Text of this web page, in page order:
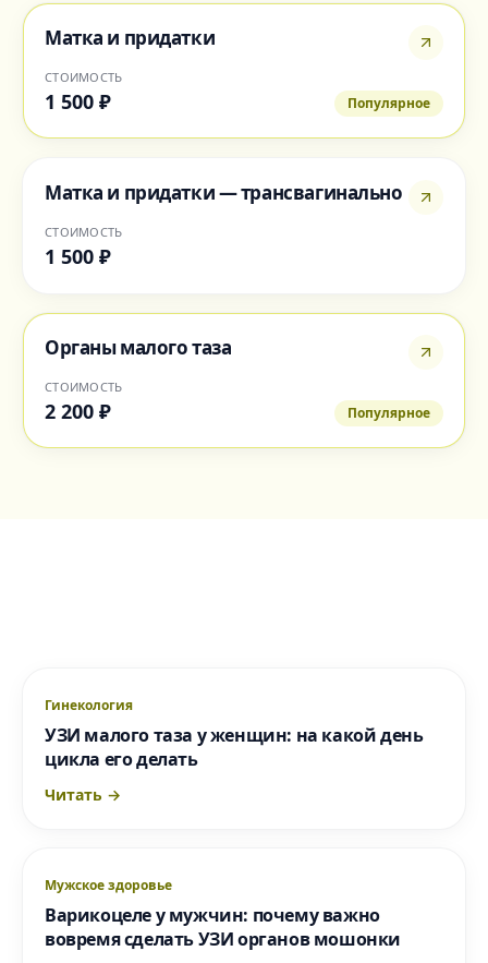
Матка и придатки
СТОИМОСТЬ
1 500 ₽ Популярное
Матка и придатки — трансвагинально
СТОИМОСТЬ
1 500 ₽
Органы малого таза
СТОИМОСТЬ
2 200 ₽ Популярное
Гинекология
УЗИ малого таза у женщин: на какой день
цикла его делать
Читать →
Мужское здоровье
Варикоцеле у мужчин: почему важно
вовремя сделать УЗИ органов мошонки